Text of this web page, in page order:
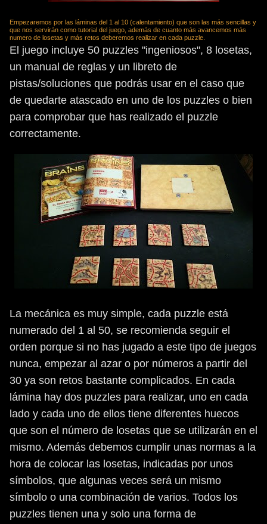
Empezaremos por las láminas del 1 al 10 (calentamiento) que son las más sencillas y
que nos servirán como tutorial del juego, además de cuanto más avancemos más
numero de losetas y más retos deberemos realizar en cada puzzle.
El juego incluye 50 puzzles "ingeniosos", 8 losetas,
un manual de reglas y un libreto de
pistas/soluciones que podrás usar en el caso que
de quedarte atascado en uno de los puzzles o bien
para comprobar que has realizado el puzzle
correctamente.
La mecánica es muy simple, cada puzzle está
numerado del 1 al 50, se recomienda seguir el
orden porque si no has jugado a este tipo de juegos
nunca, empezar al azar o por números a partir del
30 ya son retos bastante complicados. En cada
lámina hay dos puzzles para realizar, uno en cada
lado y cada uno de ellos tiene diferentes huecos
que son el número de losetas que se utilizarán en el
mismo. Además debemos cumplir unas normas a la
hora de colocar las losetas, indicadas por unos
símbolos, que algunas veces será un mismo
símbolo o una combinación de varios. Todos los
puzzles tienen una y solo una forma de